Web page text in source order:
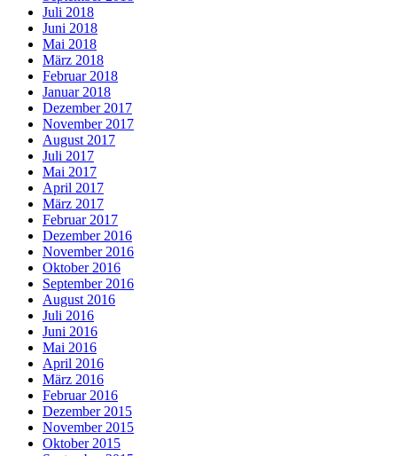
Juli 2018
Juni 2018
Mai 2018
März 2018
Februar 2018
Januar 2018
Dezember 2017
November 2017
August 2017
Juli 2017
Mai 2017
April 2017
März 2017
Februar 2017
Dezember 2016
November 2016
Oktober 2016
September 2016
August 2016
Juli 2016
Juni 2016
Mai 2016
April 2016
März 2016
Februar 2016
Dezember 2015
November 2015
Oktober 2015